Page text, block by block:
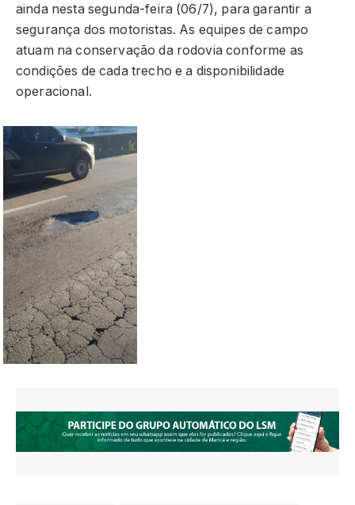
ainda nesta segunda-feira (06/7), para garantir a
segurança dos motoristas. As equipes de campo
atuam na conservação da rodovia conforme as
condições de cada trecho e a disponibilidade
operacional.